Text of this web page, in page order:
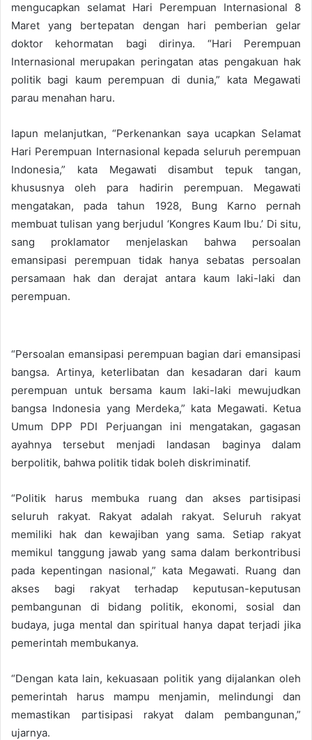
mengucapkan selamat Hari Perempuan Internasional 8
Maret yang bertepatan dengan hari pemberian gelar
doktor kehormatan bagi dirinya. “Hari Perempuan
Internasional merupakan peringatan atas pengakuan hak
politik bagi kaum perempuan di dunia,” kata Megawati
parau menahan haru.
Iapun melanjutkan, “Perkenankan saya ucapkan Selamat
Hari Perempuan Internasional kepada seluruh perempuan
Indonesia,” kata Megawati disambut tepuk tangan,
khususnya oleh para hadirin perempuan. Megawati
mengatakan, pada tahun 1928, Bung Karno pernah
membuat tulisan yang berjudul ‘Kongres Kaum Ibu.’ Di situ,
sang proklamator menjelaskan bahwa persoalan
emansipasi perempuan tidak hanya sebatas persoalan
persamaan hak dan derajat antara kaum laki-laki dan
perempuan.
“Persoalan emansipasi perempuan bagian dari emansipasi
bangsa. Artinya, keterlibatan dan kesadaran dari kaum
perempuan untuk bersama kaum laki-laki mewujudkan
bangsa Indonesia yang Merdeka,” kata Megawati. Ketua
Umum DPP PDI Perjuangan ini mengatakan, gagasan
ayahnya tersebut menjadi landasan baginya dalam
berpolitik, bahwa politik tidak boleh diskriminatif.
“Politik harus membuka ruang dan akses partisipasi
seluruh rakyat. Rakyat adalah rakyat. Seluruh rakyat
memiliki hak dan kewajiban yang sama. Setiap rakyat
memikul tanggung jawab yang sama dalam berkontribusi
pada kepentingan nasional,” kata Megawati. Ruang dan
akses bagi rakyat terhadap keputusan-keputusan
pembangunan di bidang politik, ekonomi, sosial dan
budaya, juga mental dan spiritual hanya dapat terjadi jika
pemerintah membukanya.
“Dengan kata lain, kekuasaan politik yang dijalankan oleh
pemerintah harus mampu menjamin, melindungi dan
memastikan partisipasi rakyat dalam pembangunan,”
ujarnya.